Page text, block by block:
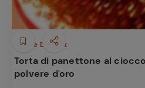
Dolci e Dessert
Torta di panettone al
polvere d'oro